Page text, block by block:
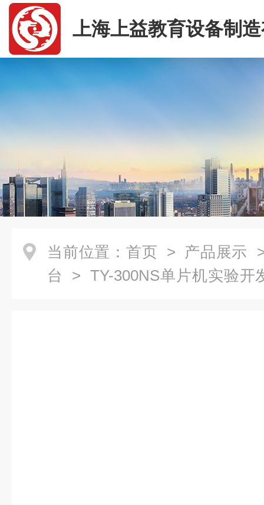
上海上益教育设备制
司
当前位置： 首页 > 产品展示
台 > TY-300NS单片机实验开